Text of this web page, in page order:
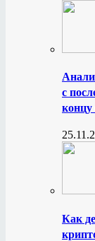
с
концу
Как